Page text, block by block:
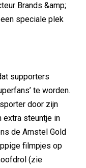
Brands &amp;
speciale plek
supporters
te worden.
door zijn
extra steuntje in
de Amstel Gold
filmpjes op
(zie